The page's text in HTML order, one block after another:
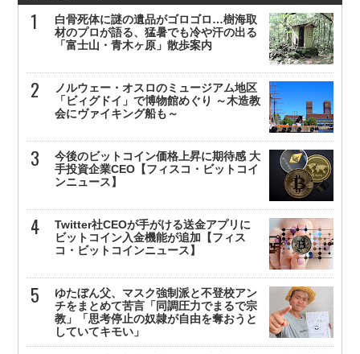
白骨死体に謎の遺品がゴロゴロ…樹海取
材のプロが語る、猛暑でも冷や汗の出る
「富士山・青木ヶ原」散歩案内
ノルウェー・オスロのミュージアム地区
「ビィグドイ」で博物館めぐり ～木造教
会にヴァイキング船も～
今後のビットコイン価格上昇に期待感 大
手投資企業CEO【フィスコ・ビットコイ
ンニュース】
Twitter社CEOが手がける送金アプリに
ビットコイン入金機能が追加【フィス
コ・ビットコインニュース】
ゆたぼん父、マスク強制派と不登校アン
チをまとめて苦言「同調圧力でまるで宗
教」「思考停止の奴隷が自由を奪おうと
していてキモい」